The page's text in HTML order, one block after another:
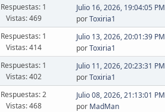
Respuestas: 1
Vistas: 469
Julio 16, 2026, 19:04:05 PM
porToxiria1
Respuestas: 1
Vistas: 414
Julio 13, 2026, 20:01:39 PM
porToxiria1
Respuestas: 1
Vistas: 402
Julio 11, 2026, 20:23:31 PM
porToxiria1
Respuestas: 2
Vistas: 468
Julio 08, 2026, 21:13:01 PM
por MadMan